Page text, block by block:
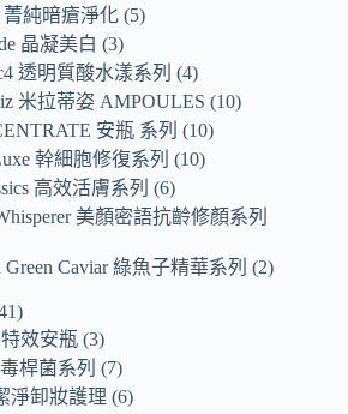
菁純暗瘡淨化 5
晶凝美白
3
透明質酸水漾系列
4
米拉蒂姿 AMPOULES
10
安瓶 系列
10
幹細胞修復系列
10
高效活膚系列
6
美顏密語抗齡修顏系列
Green Caviar 綠魚子精華系列
2
特效安瓶 3
桿菌系列
7
淨卸妝護理 6